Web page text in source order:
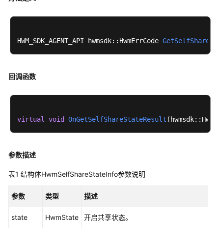
说
明
购
指
快
入
理
指
HWM_SDK_AGENT_API hwmsdk::HwmErrCode
回调函数
virtual void OnGetSelfShareStateResult
参数描述
表1 结构体HwmSelfShareStateInfo参数说明
参数 类型 描述
state HwmState 开启共享状态。